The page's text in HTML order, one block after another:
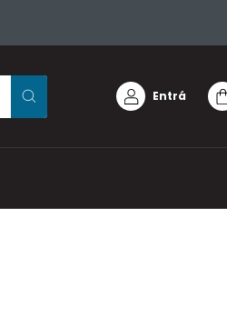
Entrá